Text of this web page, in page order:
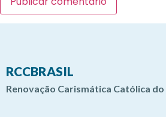
RCCBRASIL
Renovação Carismática Católica